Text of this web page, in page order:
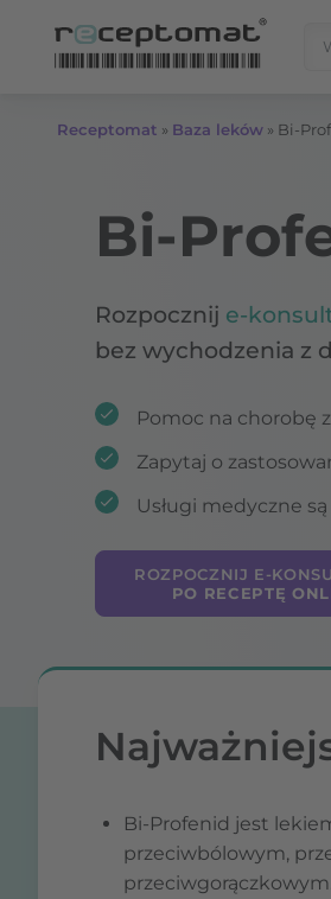
Receptomat » Baza leków » Bi-
Bi-
Rozpocznij e-
bez wychodzenia z
Pomoc na chorobę
Zapytaj o
Usługi medyczne
ROZPOCZNIJ E-
PO RECEPTĘ
Bi-Profenid jest
przeciwbólowym,